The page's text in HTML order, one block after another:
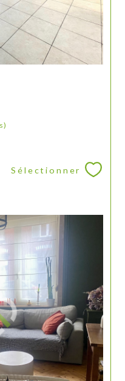
Sélectionner